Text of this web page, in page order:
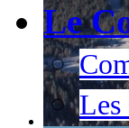
Le
Les